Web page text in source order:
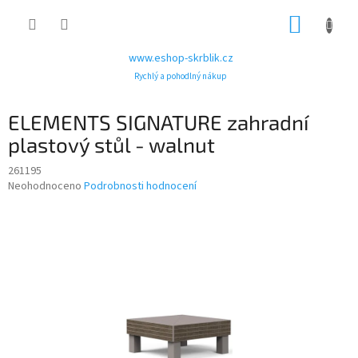
www.eshop-skrblik.cz
Rychlý a pohodlný nákup
ELEMENTS SIGNATURE zahradní
plastový stůl - walnut
261195
Průměrné
Neohodnoceno Podrobnosti hodnocení